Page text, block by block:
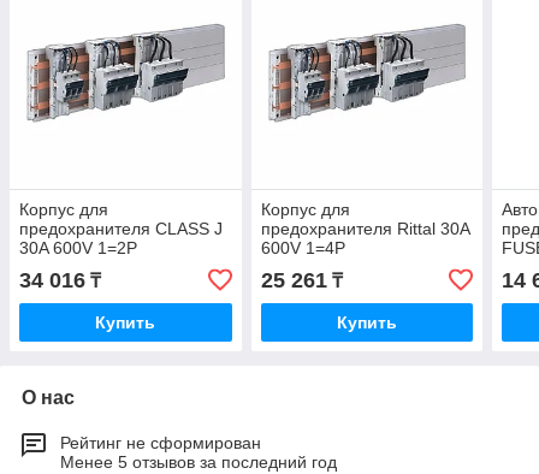
Корпус для
предохранителя CLASS J
30A 600V 1=2P
34 016 ₸
Купить
Корпус для
предохранителя Rittal 30A
600V 1=4P
25 261₸
Купить
14
О нас
Рейтинг не сформирован
Менее 5 отзывов за последний год